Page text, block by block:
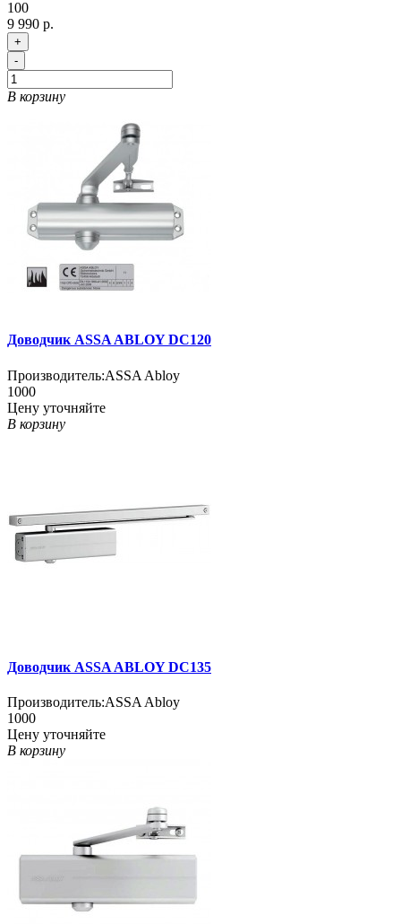
100
9 990 р.
+
-
В корзину
Доводчик ASSA ABLOY DC120
Производитель:ASSA Abloy
1000
Цену уточняйте
В корзину
Доводчик ASSA ABLOY DC135
Производитель:ASSA Abloy
1000
Цену уточняйте
В корзину